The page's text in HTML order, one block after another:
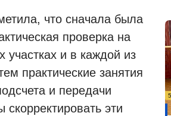
что сначала была
проверка на
участках и в каждой из
практические занятия
и передачи
скорректировать эти